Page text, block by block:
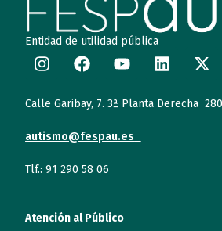
Entidad de utilidad pública
Calle Garibay, 7. 3ª Planta Derecha
autismo@fespau.es
Tlf.: 91 290 58 06
Atención al Público